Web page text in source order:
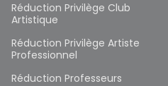
Réduction Privilège Club
Artistique
Réduction Privilège Artiste
Professionnel
Réduction Professeurs